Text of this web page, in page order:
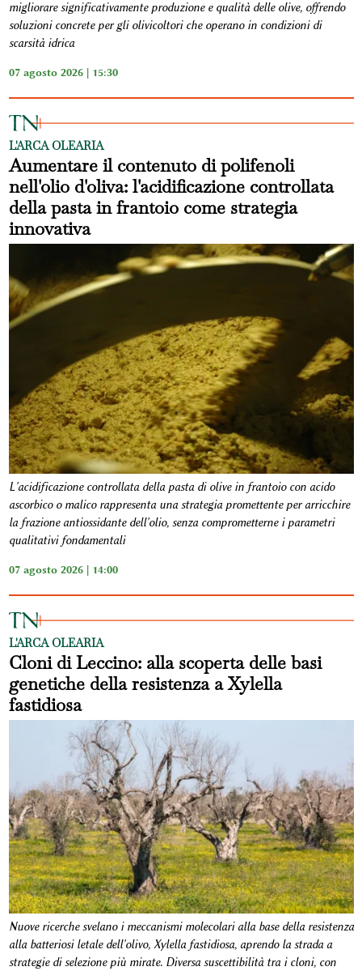
migliorare significativamente produzione e qualità delle olive, offrendo
soluzioni concrete per gli olivicoltori che operano in condizioni di
scarsità idrica
07 agosto 2026 | 15:30
L'ARCA OLEARIA
Aumentare il contenuto di polifenoli
nell'olio d'oliva: l'acidificazione controllata
della pasta in frantoio come strategia
innovativa
L'acidificazione controllata della pasta di olive in frantoio con acido
ascorbico o malico rappresenta una strategia promettente per arricchire
la frazione antiossidante dell'olio, senza comprometterne i parametri
qualitativi fondamentali
07 agosto 2026 | 14:00
L'ARCA OLEARIA
Cloni di Leccino: alla scoperta delle basi
genetiche della resistenza a Xylella
fastidiosa
Nuove ricerche svelano i meccanismi molecolari alla base della resistenza
alla batteriosi letale dell'olivo, Xylella fastidiosa, aprendo la strada a
strategie di selezione più mirate. Diversa suscettibilità tra i cloni, con